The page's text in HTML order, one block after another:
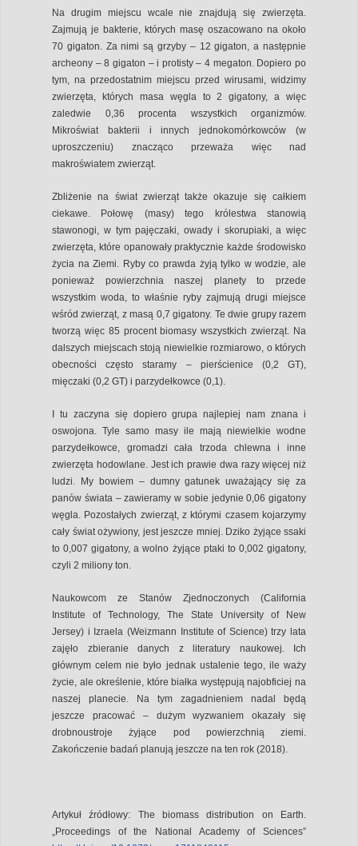
Na drugim miejscu wcale nie znajdują się zwierzęta.
Zajmują je bakterie, których masę oszacowano na około
70 gigaton. Za nimi są grzyby – 12 gigaton, a następnie
archeony – 8 gigaton – i protisty – 4 megaton. Dopiero po
tym, na przedostatnim miejscu przed wirusami, widzimy
zwierzęta, których masa węgla to 2 gigatony, a więc
zaledwie 0,36 procenta wszystkich organizmów.
Mikroświat bakterii i innych jednokomórkowców (w
uproszczeniu) znacząco przeważa więc nad
makroświatem zwierząt.
Zbliżenie na świat zwierząt także okazuje się całkiem
ciekawe. Połowę (masy) tego królestwa stanowią
stawonogi, w tym pajęczaki, owady i skorupiaki, a więc
zwierzęta, które opanowały praktycznie każde środowisko
życia na Ziemi. Ryby co prawda żyją tylko w wodzie, ale
ponieważ powierzchnia naszej planety to przede
wszystkim woda, to właśnie ryby zajmują drugi miejsce
wśród zwierząt, z masą 0,7 gigatony. Te dwie grupy razem
tworzą więc 85 procent biomasy wszystkich zwierząt. Na
dalszych miejscach stoją niewielkie rozmiarowo, o których
obecności często staramy – pierścienice (0,2 GT),
mięczaki (0,2 GT) i parzydełkowce (0,1).
I tu zaczyna się dopiero grupa najlepiej nam znana i
oswojona. Tyle samo masy ile mają niewielkie wodne
parzydełkowce, gromadzi cała trzoda chlewna i inne
zwierzęta hodowlane. Jest ich prawie dwa razy więcej niż
ludzi. My bowiem – dumny gatunek uważający się za
panów świata – zawieramy w sobie jedynie 0,06 gigatony
węgla. Pozostałych zwierząt, z którymi czasem kojarzymy
cały świat ożywiony, jest jeszcze mniej. Dziko żyjące ssaki
to 0,007 gigatony, a wolno żyjące ptaki to 0,002 gigatony,
czyli 2 miliony ton.
Naukowcom ze Stanów Zjednoczonych (California
Institute of Technology, The State University of New
Jersey) i Izraela (Weizmann Institute of Science) trzy lata
zajęło zbieranie danych z literatury naukowej. Ich
głównym celem nie było jednak ustalenie tego, ile waży
życie, ale określenie, które białka występują najobficiej na
naszej planecie. Na tym zagadnieniem nadal będą
jeszcze pracować – dużym wyzwaniem okazały się
drobnoustroje żyjące pod powierzchnią ziemi.
Zakończenie badań planują jeszcze na ten rok (2018).
Artykuł źródłowy: The biomass distribution on Earth.
„Proceedings of the National Academy of Sciences”